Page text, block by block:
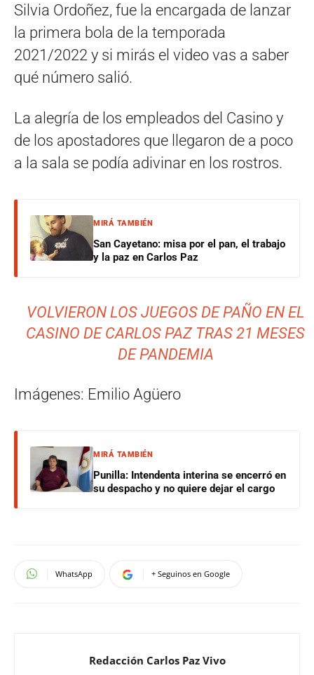
Silvia Ordoñez, fue la encargada de lanzar
la primera bola de la temporada
2021/2022 y si mirás el video vas a saber
qué número salió.
La alegría de los empleados del Casino y
de los apostadores que llegaron de a poco
a la sala se podía adivinar en los rostros.
MIRÁ TAMBIÉN
San Cayetano: misa por el pan, el trabajo
y la paz en Carlos Paz
VOLVIERON LOS JUEGOS DE PAÑO EN EL
CASINO DE CARLOS PAZ TRAS 21 MESES
DE PANDEMIA
Imágenes: Emilio Agüero
MIRÁ TAMBIÉN
Punilla: Intendenta interina se encerró en
su despacho y no quiere dejar el cargo
WhatsApp + Seguinos en Google
Redacción Carlos Paz Vivo